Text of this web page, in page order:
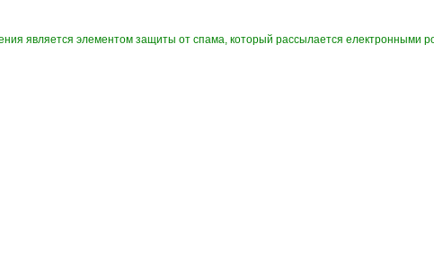
является элементом защиты от спама, который рассылается електронными